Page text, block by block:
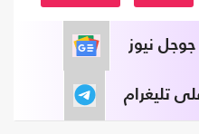
جوجل نيوز
تليغرام